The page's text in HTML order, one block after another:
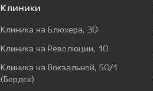
Клиники
Клиника на Блюхера, 30
Клиника на Революции, 10
Клиника на Вокзальной, 50/1
(Бердск)